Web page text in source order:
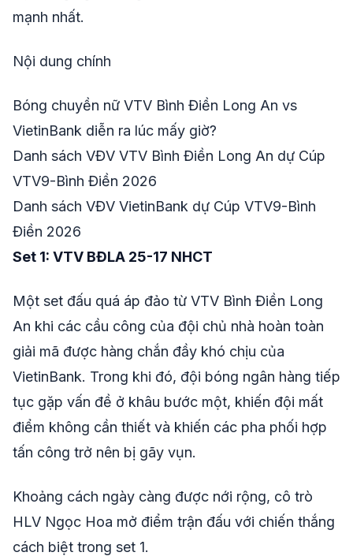
mạnh nhất.
Nội dung chính
Bóng chuyền nữ VTV Bình Điền Long An vs
VietinBank diễn ra lúc mấy giờ?
Danh sách VĐV VTV Bình Điền Long An dự Cúp
VTV9-Bình Điền 2026
Danh sách VĐV VietinBank dự Cúp VTV9-Bình
Điền 2026
Set 1: VTV BĐLA 25-17 NHCT
Một set đấu quá áp đảo từ VTV Bình Điền Long
An khi các cầu công của đội chủ nhà hoàn toàn
giải mã được hàng chắn đầy khó chịu của
VietinBank. Trong khi đó, đội bóng ngân hàng tiếp
tục gặp vấn đề ở khâu bước một, khiến đội mất
điểm không cần thiết và khiến các pha phối hợp
tấn công trở nên bị gãy vụn.
Khoảng cách ngày càng được nới rộng, cô trò
HLV Ngọc Hoa mở điểm trận đấu với chiến thắng
cách biệt trong set 1.